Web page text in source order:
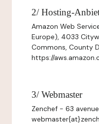
2/ Hosting-
Amazon Web
Europe), 4033
Commons, County
https://
3/ Webmaster
Zenchef - 63